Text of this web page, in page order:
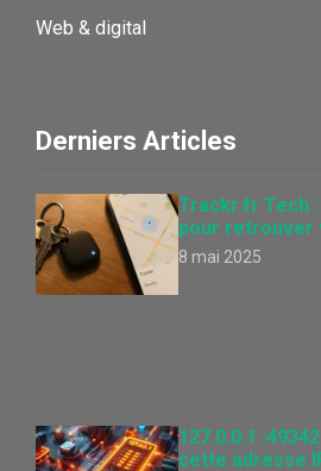
Web & digital
Derniers Articles
Trackr.fr Tech
pour retrouver
8 mai 2025
127.0.0.1
cette adresse